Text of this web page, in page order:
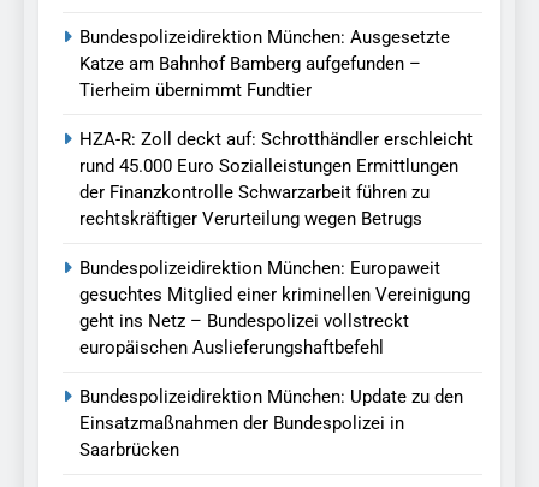
Bundespolizeidirektion München: Ausgesetzte
Katze am Bahnhof Bamberg aufgefunden –
Tierheim übernimmt Fundtier
HZA-R: Zoll deckt auf: Schrotthändler erschleicht
rund 45.000 Euro Sozialleistungen Ermittlungen
der Finanzkontrolle Schwarzarbeit führen zu
rechtskräftiger Verurteilung wegen Betrugs
Bundespolizeidirektion München: Europaweit
gesuchtes Mitglied einer kriminellen Vereinigung
geht ins Netz – Bundespolizei vollstreckt
europäischen Auslieferungshaftbefehl
Bundespolizeidirektion München: Update zu den
Einsatzmaßnahmen der Bundespolizei in
Saarbrücken